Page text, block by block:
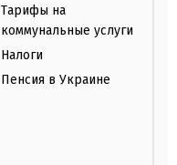
Тарифы на
коммунальные услуги
Налоги
Пенсия в Украине